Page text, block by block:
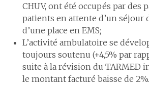
S’ouvrir au monde
Un hôpital proche de ses
patientes et patients
Communiquer pour mieux
partager
Coopération humanitaire
6
7
CHUV, ont été occupés par des
patients en attente d’un séjour
d’une place en EMS;
L’activité ambulatoire se
toujours soutenu (+4,5% par
suite à la révision du TARMED
le montant facturé baisse de 2%.